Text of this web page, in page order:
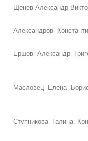
Щенев Александр
Александров
Ершов Александр
Масловец Елена
Ступникова Галина